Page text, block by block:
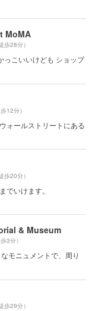
MoMA
歩28分）
っこいいけども ショップ
歩12分）
ォールストリートにある
歩20分）
でいけます。
& Museum
歩3分）
モニュメントで、周り
歩29分）